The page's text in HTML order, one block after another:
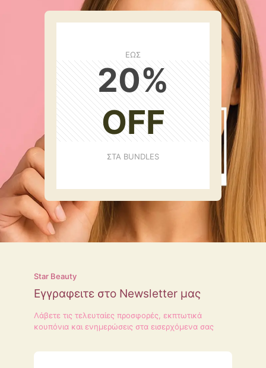
ΕΩΣ
20%
OFF
ΣΤΑ BUNDLES
Star Beauty
Εγγραφειτε στο Newsletter μας
Λάβετε τις τελευταίες προσφορές, εκπτωτικά
κουπόνια και ενημερώσεις στα εισερχόμενα σας